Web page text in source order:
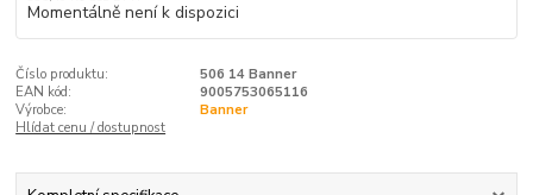
Momentálně není k dispozici
Číslo produktu:
506 14 Banner
EAN kód:
9005753065116
Výrobce:
Banner
Hlídat cenu / dostupnost